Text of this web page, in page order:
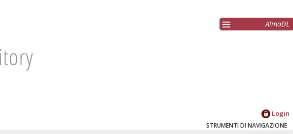
AlmaDL
Login
STRUMENTI DI NAVIGAZIONE